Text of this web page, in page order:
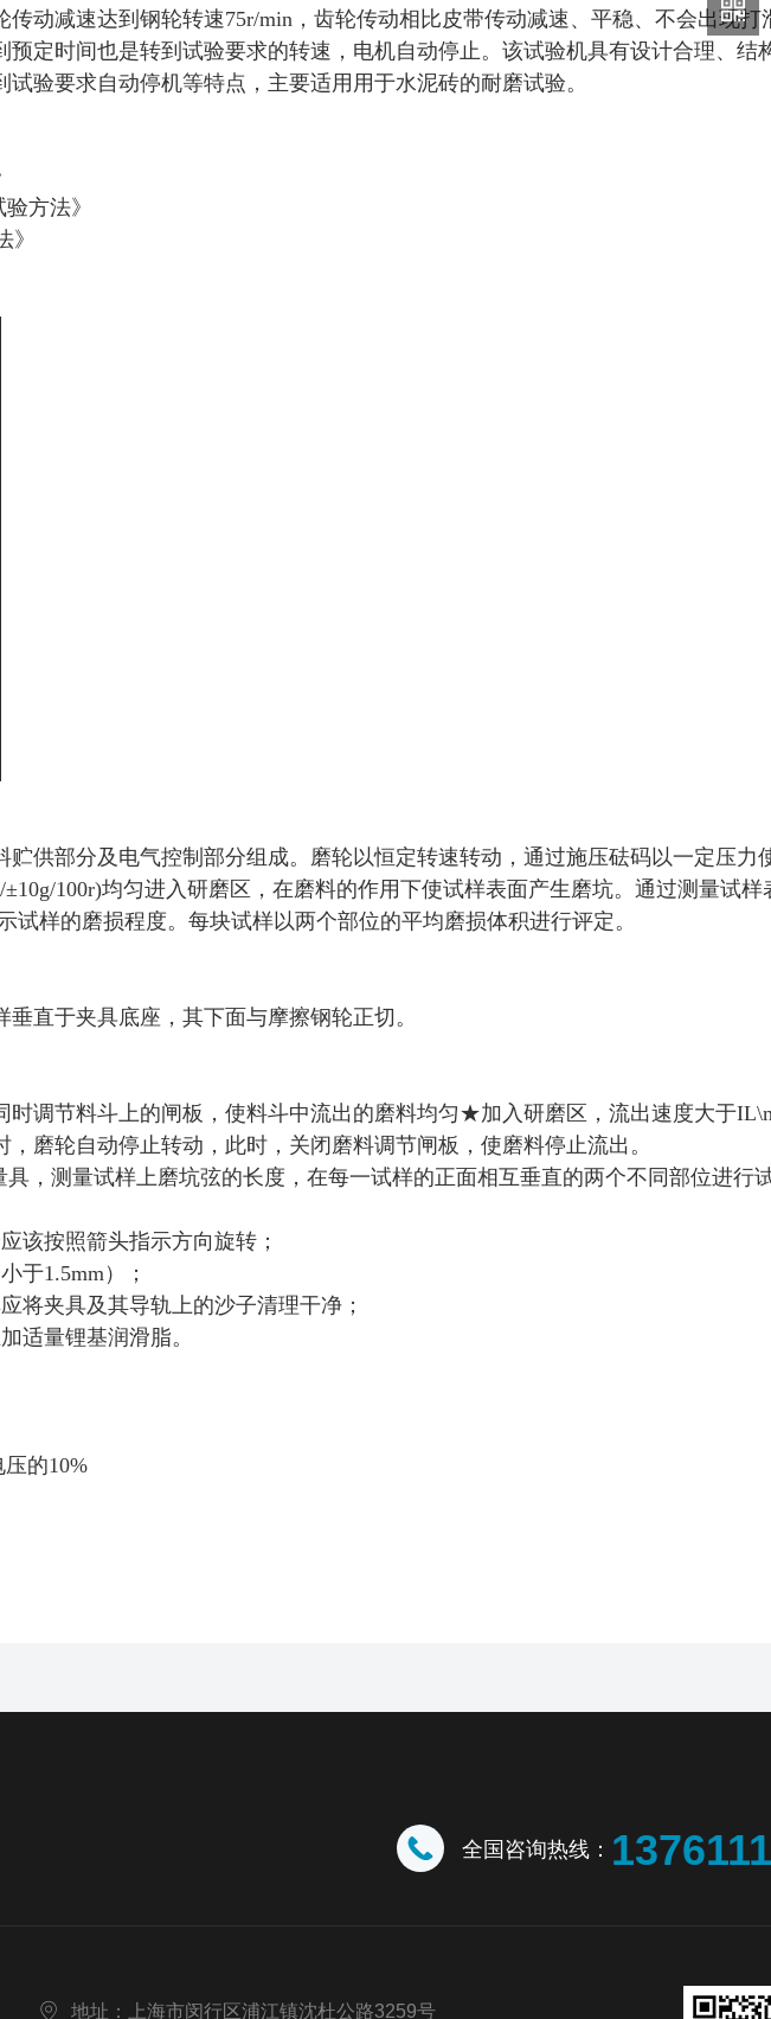
动减速达到钢轮转速75r/min，齿轮传动相比皮带传动减速、平稳、不会出现打
定时间也是转到试验要求的转速，电机自动停止。该试验机具有设计合理、结
验要求自动停机等特点，主要适用用于水泥砖的耐磨试验。
方法》
供部分及电气控制部分组成。磨轮以恒定转速转动，通过施压砝码以一定压力
100r)均匀进入研磨区，在磨料的作用下使试样表面产生磨坑。通过测量试样
试样的磨损程度。每块试样以两个部位的平均磨损体积进行评定。
直于夹具底座，其下面与摩擦钢轮正切。
调节料斗上的闸板，使料斗中流出的磨料均匀★加入研磨区，流出速度大于
磨轮自动停止转动，此时，关闭磨料调节闸板，使磨料停止流出。
，测量试样上磨坑弦的长度，在每一试样的正面相互垂直的两个不同部位进行
该按照箭头指示方向旋转；
于1.5mm）；
将夹具及其导轨上的沙子清理干净；
适量锂基润滑脂。
的10%
全国咨询热线：
地址：上海市闵行区浦江镇沈杜公路3259号